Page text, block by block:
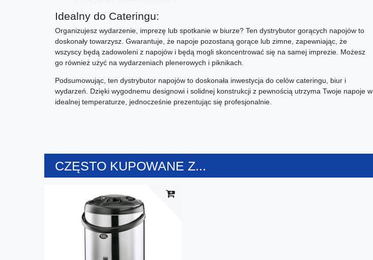
Idealny do Cateringu:
Organizujesz wydarzenie, imprezę lub spotkanie w biurze? Ten dystrybutor gorących napojów to
doskonały towarzysz. Gwarantuje, że napoje pozostaną gorące lub zimne, zapewniając, że
wszyscy będą zadowoleni z napojów i będą mogli skoncentrować się na samej imprezie. Możesz
go również użyć na wydarzeniach plenerowych i piknikach.
Podsumowując, ten dystrybutor napojów to doskonała inwestycja do celów cateringu, biur i
wydarzeń. Dzięki wygodnemu designowi i solidnej konstrukcji z pewnością utrzyma Twoje napoje w
idealnej temperaturze, jednocześnie prezentując się profesjonalnie.
CZĘSTO KUPOWANE Z...